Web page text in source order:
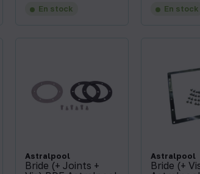
En stock En stock
Astralpool
Bride (+ Joints +
Astralpool
Bride (+